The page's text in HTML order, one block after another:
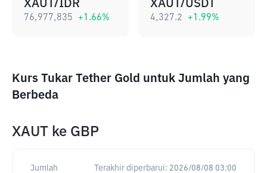
XAUT/IDR
76,977,835 +1.66%
XAUT/USDT
4,327.2 +1.99%
Kurs Tukar Tether Gold untuk Jumlah yang
Berbeda
XAUT ke GBP
Jumlah Terakhir diperbarui: 2026/08/08 03:00